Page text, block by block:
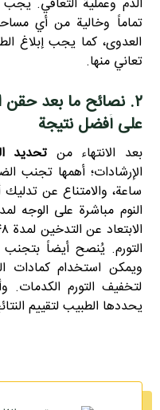
الدم وعملية التعافي.
تماماً وخالية من أي
العدوى، كما يجب إبلاغ
تعاني منها.
۲. نصائح ما بعد حقن
على أفضل نتيجة
بعد الانتهاء من تحديد
ساعة، والامتناع عن
النوم مباشرة على الوجه
التورم. يُنصح أيضاً بتجنب
لتخفيف التورم الكدمات.
يحددها الطبيب لتقييم